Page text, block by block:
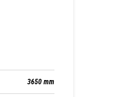
3650 mm